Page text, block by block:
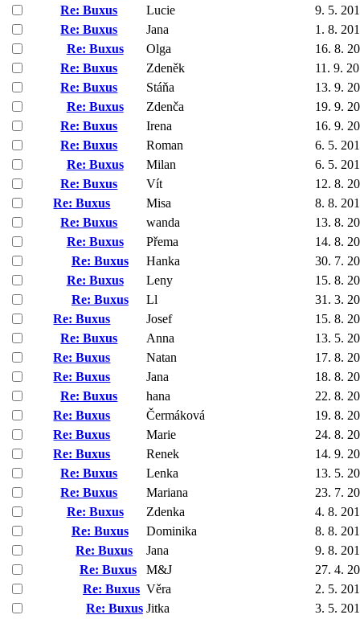
Re: Buxus
Lucie
9. 5.
Re: Buxus
Jana
1. 8.
Re: Buxus
Olga
16. 8.
Re: Buxus
Zdeněk
11. 9.
Re: Buxus
Stáňa
13. 9.
Re: Buxus
Zdenča
19. 9.
Re: Buxus
Irena
16. 9.
Re: Buxus
Roman
6. 5.
Re: Buxus
Milan
6. 5.
Re: Buxus
Vít
12. 8.
Re: Buxus
Misa
8. 8.
Re: Buxus
wanda
13. 8.
Re: Buxus
Přema
14. 8.
Re: Buxus
Hanka
30. 7.
Re: Buxus
Leny
15. 8.
Re: Buxus
Ll
31. 3.
Re: Buxus
Josef
15. 8.
Re: Buxus
Anna
13. 5.
Re: Buxus
Natan
17. 8.
Re: Buxus
Jana
18. 8.
Re: Buxus
hana
22. 8.
Re: Buxus
Čermáková
19. 8.
Re: Buxus
Marie
24. 8.
Re: Buxus
Renek
14. 9.
Re: Buxus
Lenka
13. 5.
Re: Buxus
Mariana
23. 7.
Re: Buxus
Zdenka
4. 8.
Re: Buxus
Dominika
8. 8.
Re: Buxus
Jana
9. 8.
Re: Buxus
M&J
27. 4.
Re: Buxus Věra
2. 5.
Re: Buxus Jitka
3. 5.